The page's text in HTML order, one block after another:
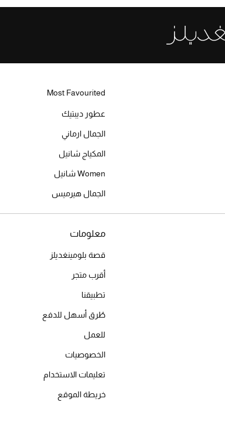
Most Favourited
عطور ديبتيك
الجمال ارماني
المكياج شانيل
Women شانيل
الجمال هيرميس
معلومات
قصة بلومينغديلز
أقرب متجر
تطبيقنا
طُرق أسهل للدفع
للعمل
الخصوصيات
تعليمات الاستخدام
خريطة الموقع